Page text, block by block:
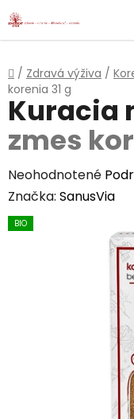
Prejsť
na
Domov
/ Zdravá výživa /
korenia 31 g
Kuracia
zmes
Priemerné
hodnotenie
produktu
Neohodnotené
Značka: SanusVia
BIO